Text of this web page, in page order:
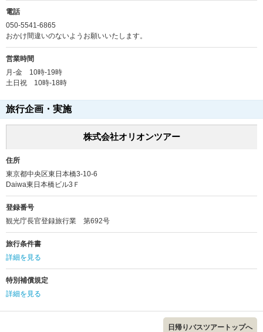
電話
050-5541-6865
おかけ間違いのないようお願いいたします。
営業時間
月-金 10時-19時
土日祝 10時-18時
旅行企画・実施
株式会社オリオンツアー
住所
東京都中央区東日本橋3-10-6
Daiwa東日本橋ビル3Ｆ
登録番号
観光庁長官登録旅行業 第692号
旅行条件書
詳細を見る
特別補償規定
詳細を見る
日帰りバスツアートップへ